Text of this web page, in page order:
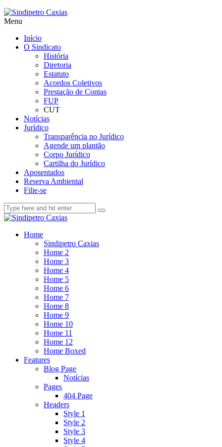
Menu
Início
O Sindicato
História
Diretoria
Estatuto
Acordos Coletivos
Prestação de Contas
FUP
CUT
Notícias
Jurídico
Transparência no Jurídico
Agende um plantão
Corpo Jurídico
Cartilha do Jurídico
Aposentados
Reserva Ambiental
Filie-se
Home
Sindipetro Caxias
Home 2
Home 3
Home 4
Home 5
Home 6
Home 7
Home 8
Home 9
Home 10
Home 11
Home 12
Home Boxed
Features
Blog Page
Notícias
Pages
404 Page
Headers
Style 1
Style 2
Style 3
Style 4